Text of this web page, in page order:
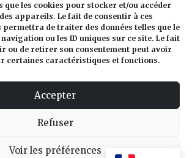
que les cookies pour stocker et/ou accéder
appareils. Le fait de consentir à ces
permettra de traiter des données telles que le
ou les ID uniques sur ce site. Le fait
ou de retirer son consentement peut avoir
certaines caractéristiques et fonctions.
Accepter
Refuser
Voir les préférences
de Voitures de S.A.S le Prince de Monaco
– Monaco 98000